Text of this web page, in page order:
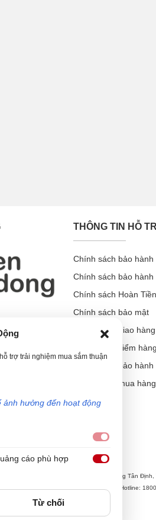
trợ trải nghiệm mua sắm thuận
ảnh hưởng đến hoạt động
cáo phù hợp
Từ chối
THÔNG TIN HỖ
Chính sách bảo
Chính sách bảo hành
Chính sách Hoàn
Chính sách bảo mật
Chính sách giao hàng
Chính sách kiểm hàng
Chính sách bảo
Hướng dẫn mua hàng
Di Động - 73 Trần Quang Khải, Phường Tân
Chí Minh. Giám đốc: Nguyễn Ngọc Ngân. Hotline: